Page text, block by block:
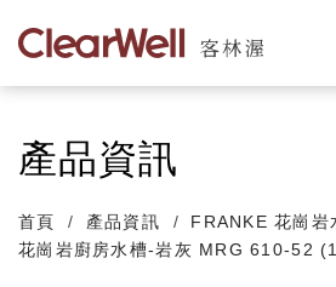
產品資訊
首頁 產品資訊
FRANKE 花崗岩
花崗岩廚房水槽-岩灰 MRG 610-52